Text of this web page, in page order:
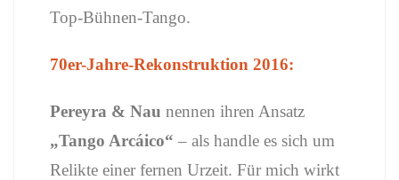
Top-Bühnen-Tango.
70er-Jahre-Rekonstruktion 2016:
Pereyra & Nau nennen ihren Ansatz
„Tango Arcáico“ – als handle es sich um
Relikte einer fernen Urzeit. Für mich wirkt